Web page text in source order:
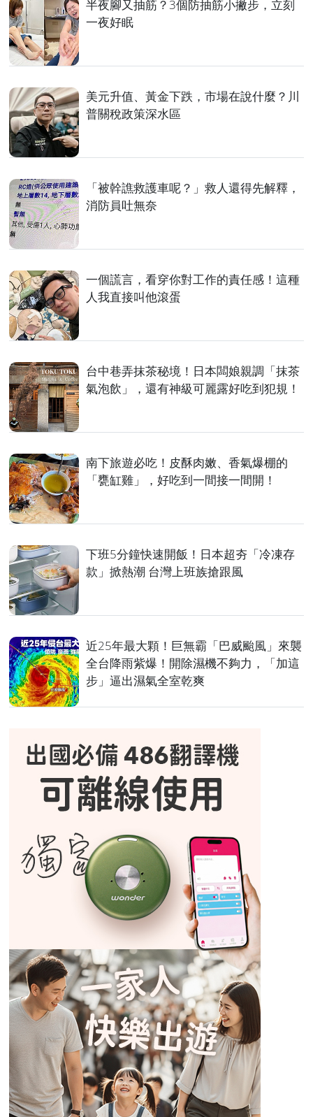
半夜腳又抽筋？3個防抽筋小撇步，立刻
一夜好眠
美元升值、黃金下跌，市場在說什麼？川
普關稅政策深水區
「被幹譙救護車呢？」救人還得先解釋，
消防員吐無奈
一個謊言，看穿你對工作的責任感！這種
人我直接叫他滾蛋
台中巷弄抹茶秘境！日本闆娘親調「抹茶
氣泡飲」，還有神級可麗露好吃到犯規！
南下旅遊必吃！皮酥肉嫩、香氣爆棚的
「甕缸雞」，好吃到一間接一間開！
下班5分鐘快速開飯！日本超夯「冷凍存
款」掀熱潮 台灣上班族搶跟風
近25年最大顆！巨無霸「巴威颱風」來襲
全台降雨紫爆！開除濕機不夠力，「加這
步」逼出濕氣全室乾爽